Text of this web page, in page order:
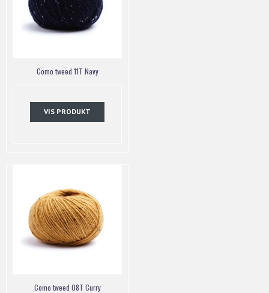
Como tweed 11T Navy
VIS PRODUKT
Como tweed 08T Curry